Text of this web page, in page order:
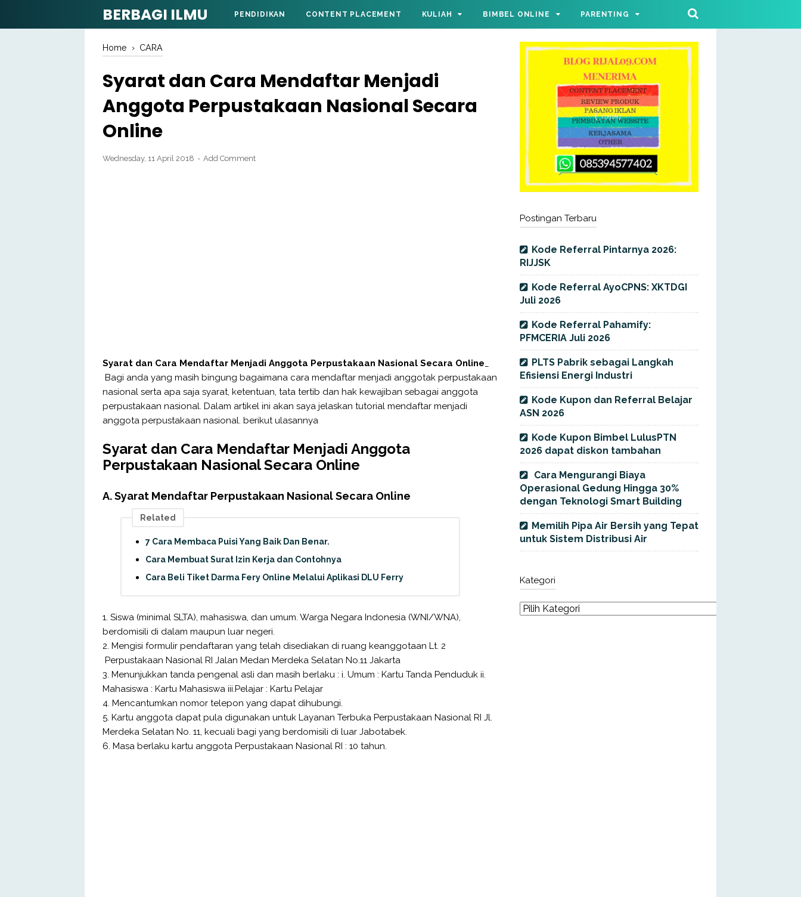
BERBAGI ILMU PENDIDIKAN CONTENT PLACEMENT KULIAH BIMBEL ONLINE PARENTING
Home › CARA
Syarat dan Cara Mendaftar Menjadi
Anggota Perpustakaan Nasional Secara
Online
Wednesday, 11 April 2018 Add Comment
Syarat dan Cara Mendaftar Menjadi Anggota Perpustakaan Nasional Secara Online
Bagi anda yang masih bingung bagaimana cara mendaftar menjadi anggotak perpustakaan
nasional serta apa saja syarat, ketentuan, tata tertib dan hak kewajiban sebagai anggota
perpustakaan nasional. Dalam artikel ini akan saya jelaskan tutorial mendaftar menjadi
anggota perpustakaan nasional. berikut ulasannya
Syarat dan Cara Mendaftar Menjadi Anggota
Perpustakaan Nasional Secara Online
A. Syarat Mendaftar Perpustakaan Nasional Secara Online
Related
7 Cara Membaca Puisi Yang Baik Dan Benar.
Cara Membuat Surat Izin Kerja dan Contohnya
Cara Beli Tiket Darma Fery Online Melalui Aplikasi DLU Ferry
1. Siswa (minimal SLTA), mahasiswa, dan umum. Warga Negara Indonesia (WNI/WNA),
berdomisili di dalam maupun luar negeri.
2. Mengisi formulir pendaftaran yang telah disediakan di ruang keanggotaan Lt. 2
Perpustakaan Nasional RI Jalan Medan Merdeka Selatan No.11 Jakarta
3. Menunjukkan tanda pengenal asli dan masih berlaku : i. Umum : Kartu Tanda Penduduk ii.
Mahasiswa : Kartu Mahasiswa iii.Pelajar : Kartu Pelajar
4. Mencantumkan nomor telepon yang dapat dihubungi.
5. Kartu anggota dapat pula digunakan untuk Layanan Terbuka Perpustakaan Nasional RI Jl.
Merdeka Selatan No. 11, kecuali bagi yang berdomisili di luar Jabotabek.
6. Masa berlaku kartu anggota Perpustakaan Nasional RI : 10 tahun.
Postingan Terbaru
Kode Referral Pintarnya 2026:
RIJJSK
Kode Referral AyoCPNS: XKTDGI
Juli 2026
Kode Referral Pahamify:
PFMCERIA Juli 2026
PLTS Pabrik sebagai Langkah
Efisiensi Energi Industri
Kode Kupon dan Referral Belajar
ASN 2026
Kode Kupon Bimbel LulusPTN
2026 dapat diskon tambahan
Cara Mengurangi Biaya
Operasional Gedung Hingga 30%
dengan Teknologi Smart Building
Memilih Pipa Air Bersih yang Tepat
untuk Sistem Distribusi Air
Kategori